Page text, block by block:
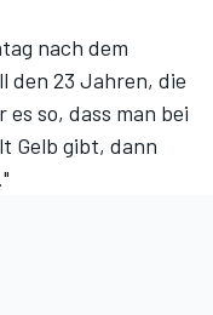
nach dem
den 23 Jahren, die
so, dass man bei
Gelb gibt, dann